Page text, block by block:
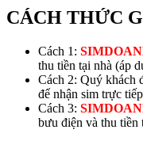
CÁCH THỨC
Cách 1:
thu tiền tại nhà (áp
Cách 2: Quý khách
để nhận sim trực
Cách 3:
bưu điện và thu tiền